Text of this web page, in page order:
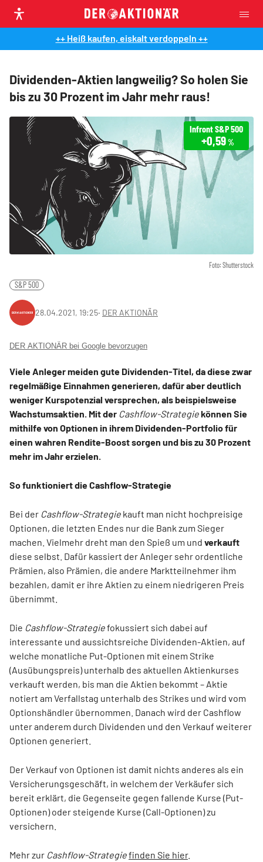
++ Heiß kaufen, eiskalt verdoppeln ++
Dividenden-Aktien langweilig? So holen Sie
bis zu 30 Prozent im Jahr mehr raus!
Foto: Shutterstock
Infront S&P 500
+0,59 %
S&P 500
28.04.2021, 19:25‧ DER AKTIONÄR
DER AKTIONÄR bei Google bevorzugen
Viele Anleger meiden gute Dividenden-Titel, da diese zwar
regelmäßige Einnahmen generieren, dafür aber deutlich
weniger Kurspotenzial versprechen, als beispielsweise
Wachstumsaktien. Mit der Cashflow-Strategiekönnen Sie
mithilfe von Optionen in ihrem Dividenden-Portfolio für
einen wahren Rendite-Boost sorgen und bis zu 30 Prozent
mehr im Jahr erzielen.
So funktioniert die Cashflow-Strategie
Bei der Cashflow-Strategie kauft man nicht hochpreisige
Optionen, die letzten Endes nur die Bank zum Sieger
machen. Vielmehr dreht man den Spieß um und verkauft
diese selbst. Dafür kassiert der Anleger sehr ordentliche
Prämien, also Prämien, die andere Marktteilnehmer ihm
bezahlen, damit er ihre Aktien zu einem niedrigeren Preis
übernimmt.
Die Cashflow-Strategiefokussiert sich dabei auf
interessante und aussichtsreiche Dividenden-Aktien, auf
welche monatliche Put-Optionen mit einem Strike
(Ausübungspreis) unterhalb des aktuellen Aktienkurses
verkauft werden, bis man die Aktien bekommt – Aktie
notiert am Verfallstag unterhalb des Strikes und wird vom
Optionshändler übernommen. Danach wird der Cashflow
unter anderem durch Dividenden und den Verkauf weiterer
Optionen generiert.
Der Verkauf von Optionen ist damit nichts anderes als ein
Versicherungsgeschäft, in welchem der Verkäufer sich
bereit erklärt, die Gegenseite gegen fallende Kurse (Put-
Optionen) oder steigende Kurse (Call-Optionen) zu
versichern.
Mehr zur Cashflow-Strategiefinden Sie hier.